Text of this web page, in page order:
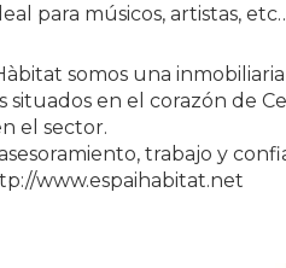
para músicos, artistas,
somos una
situados en el corazón de
el sector.
trabajo y
www.espaihabitat.net